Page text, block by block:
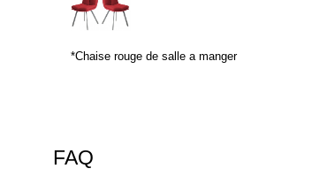
*Chaise rouge de salle a manger
FAQ